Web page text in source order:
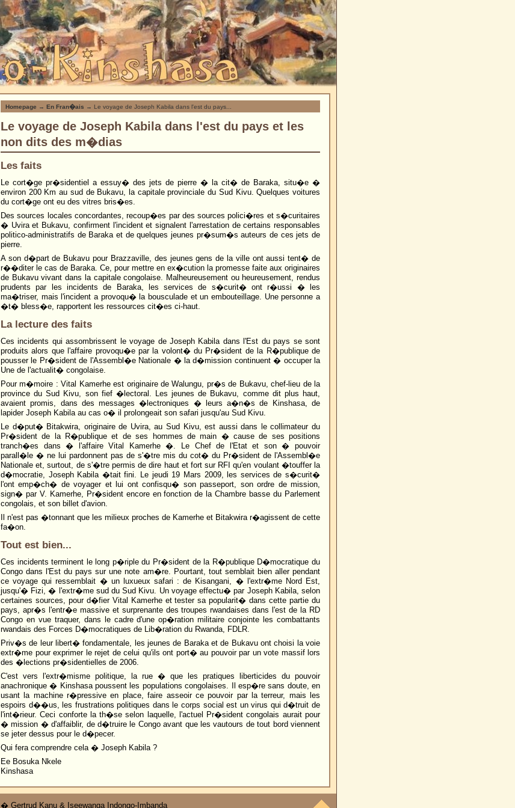
Homepage → En Fran�ais → Le voyage de Joseph Kabila dans l'est du pays...
Le voyage de Joseph Kabila dans l'est du pays et les
non dits des m�dias
Les faits
Le cort�ge pr�sidentiel a essuy� des jets de pierre � la cit� de Baraka, situ�e �
environ 200 Km au sud de Bukavu, la capitale provinciale du Sud Kivu. Quelques voitures
du cort�ge ont eu des vitres bris�es.
Des sources locales concordantes, recoup�es par des sources polici�res et s�curitaires
� Uvira et Bukavu, confirment l'incident et signalent l'arrestation de certains responsables
politico-administratifs de Baraka et de quelques jeunes pr�sum�s auteurs de ces jets de
pierre.
A son d�part de Bukavu pour Brazzaville, des jeunes gens de la ville ont aussi tent� de
r��diter le cas de Baraka. Ce, pour mettre en ex�cution la promesse faite aux originaires
de Bukavu vivant dans la capitale congolaise. Malheureusement ou heureusement, rendus
prudents par les incidents de Baraka, les services de s�curit� ont r�ussi � les
ma�triser, mais l'incident a provoqu� la bousculade et un embouteillage. Une personne a
�t� bless�e, rapportent les ressources cit�es ci-haut.
La lecture des faits
Ces incidents qui assombrissent le voyage de Joseph Kabila dans l'Est du pays se sont
produits alors que l'affaire provoqu�e par la volont� du Pr�sident de la R�publique de
pousser le Pr�sident de l'Assembl�e Nationale � la d�mission continuent � occuper la
Une de l'actualit� congolaise.
Pour m�moire : Vital Kamerhe est originaire de Walungu, pr�s de Bukavu, chef-lieu de la
province du Sud Kivu, son fief �lectoral. Les jeunes de Bukavu, comme dit plus haut,
avaient promis, dans des messages �lectroniques � leurs a�n�s de Kinshasa, de
lapider Joseph Kabila au cas o� il prolongeait son safari jusqu'au Sud Kivu.
Le d�put� Bitakwira, originaire de Uvira, au Sud Kivu, est aussi dans le collimateur du
Pr�sident de la R�publique et de ses hommes de main � cause de ses positions
tranch�es dans � l'affaire Vital Kamerhe �. Le Chef de l'Etat et son � pouvoir
parall�le � ne lui pardonnent pas de s'�tre mis du cot� du Pr�sident de l'Assembl�e
Nationale et, surtout, de s'�tre permis de dire haut et fort sur RFI qu'en voulant �touffer la
d�mocratie, Joseph Kabila �tait fini. Le jeudi 19 Mars 2009, les services de s�curit�
l'ont emp�ch� de voyager et lui ont confisqu� son passeport, son ordre de mission,
sign� par V. Kamerhe, Pr�sident encore en fonction de la Chambre basse du Parlement
congolais, et son billet d'avion.
Il n'est pas �tonnant que les milieux proches de Kamerhe et Bitakwira r�agissent de cette
fa�on.
Tout est bien...
Ces incidents terminent le long p�riple du Pr�sident de la R�publique D�mocratique du
Congo dans l'Est du pays sur une note am�re. Pourtant, tout semblait bien aller pendant
ce voyage qui ressemblait � un luxueux safari : de Kisangani, � l'extr�me Nord Est,
jusqu'� Fizi, � l'extr�me sud du Sud Kivu. Un voyage effectu� par Joseph Kabila, selon
certaines sources, pour d�fier Vital Kamerhe et tester sa popularit� dans cette partie du
pays, apr�s l'entr�e massive et surprenante des troupes rwandaises dans l'est de la RD
Congo en vue traquer, dans le cadre d'une op�ration militaire conjointe les combattants
rwandais des Forces D�mocratiques de Lib�ration du Rwanda, FDLR.
Priv�s de leur libert� fondamentale, les jeunes de Baraka et de Bukavu ont choisi la voie
extr�me pour exprimer le rejet de celui qu'ils ont port� au pouvoir par un vote massif lors
des �lections pr�sidentielles de 2006.
C'est vers l'extr�misme politique, la rue � que les pratiques liberticides du pouvoir
anachronique � Kinshasa poussent les populations congolaises. Il esp�re sans doute, en
usant la machine r�pressive en place, faire asseoir ce pouvoir par la terreur, mais les
espoirs d��us, les frustrations politiques dans le corps social est un virus qui d�truit de
l'int�rieur. Ceci conforte la th�se selon laquelle, l'actuel Pr�sident congolais aurait pour
� mission � d'affaiblir, de d�truire le Congo avant que les vautours de tout bord viennent
se jeter dessus pour le d�pecer.
Qui fera comprendre cela � Joseph Kabila ?
Ee Bosuka Nkele
Kinshasa
� Gertrud Kanu & Iseewanga Indongo-Imbanda